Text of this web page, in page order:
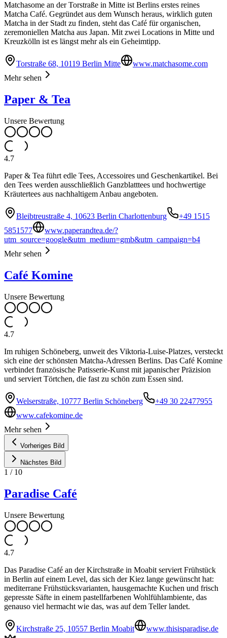
Matchasome an der Torstraße in Mitte ist Berlins erstes reines
Matcha Café. Gegründet aus dem Wunsch heraus, wirklich guten
Matcha in der Stadt zu finden, steht das Café für organischen,
zeremoniellen Matcha aus Japan. Mit zwei Locations in Mitte und
Kreuzkölln ist es längst mehr als ein Geheimtipp.
Torstraße 68, 10119 Berlin Mitte
www.matchasome.com
Mehr sehen
Paper & Tea
Unsere Bewertung
4.7
Paper & Tea führt edle Tees, Accessoires und Geschenkartikel. Bei
den Tees werden ausschließlich Ganzblatttees und hochwertige
Kräutertees aus nachhaltigem Anbau angeboten.
Bleibtreustraße 4, 10623 Berlin Charlottenburg
+49 1515
5851577
www.paperandtea.de/?
utm_source=google&utm_medium=gmb&utm_campaign=b4
Mehr sehen
Café Komine
Unsere Bewertung
4.7
Im ruhigen Schöneberg, unweit des Viktoria-Luise-Platzes, versteckt
sich eine der schönsten Matcha-Adressen Berlins. Das Café Komine
verbindet französische Patisserie-Kunst mit japanischer Präzision
und serviert Törtchen, die fast zu schön zum Essen sind.
Welserstraße, 10777 Berlin Schöneberg
+49 30 22477955
www.cafekomine.de
Mehr sehen
Vorheriges Bild
Nächstes Bild
1 / 10
Paradise Café
Unsere Bewertung
4.7
Das Paradise Café an der Kirchstraße in Moabit serviert Frühstück
in Berlin auf einem Level, das sich der Kiez lange gewünscht hat:
mediterrane Frühstücksvarianten, hausgemachte Kuchen und frisch
gepresste Säfte in einem pastellfarbenen Wohlfühlambiente, das
genauso viel hermacht wie das, was auf dem Teller landet.
Kirchstraße 25, 10557 Berlin Moabit www.thisisparadise.de